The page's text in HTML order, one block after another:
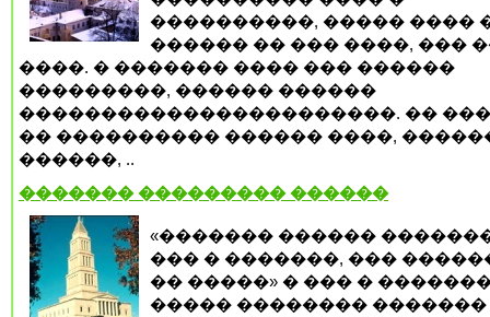
����������, ����� ����
������ �� ��� ����, ���
����. � ������� ���� ��� ������
���������, ������ ������
�����������������������. ��
�� ���������� ������ ����,
������, ..
������� ��������� ������
«������� ������
��� � �������, ���
�� �����» � ��� �
����� �������� �������